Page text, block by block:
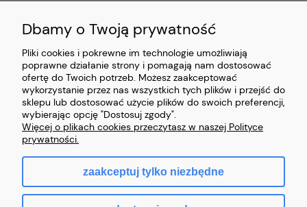
PŁATNOŚCI I DOSTAWA
ZAWARCIE UMOWY
Dbamy o Twoją prywatność
Pliki cookies i pokrewne im technologie umożliwiają
poprawne działanie strony i pomagają nam dostosować
ofertę do Twoich potrzeb. Możesz zaakceptować
wykorzystanie przez nas wszystkich tych plików i przejść do
sklepu lub dostosować użycie plików do swoich preferencji,
wybierając opcję "Dostosuj zgody".
Więcej o plikach cookies przeczytasz w naszej Polityce
prywatności.
zaakceptuj tylko niezbędne